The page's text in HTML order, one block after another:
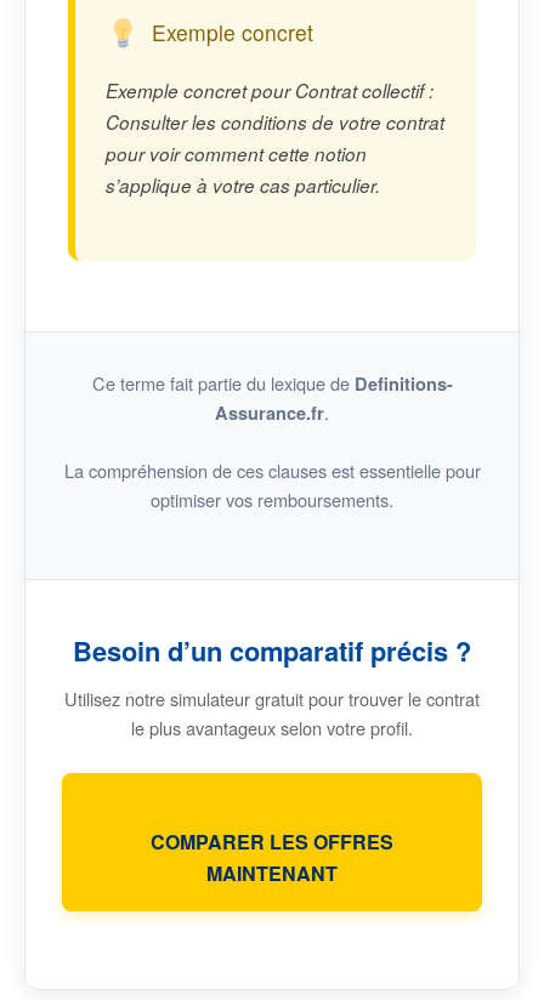
Exemple concret
Exemple concret pour Contrat collectif :
Consulter les conditions de votre contrat
pour voir comment cette notion
s’applique à votre cas particulier.
Ce terme fait partie du lexique de Definitions-
Assurance.fr.
La compréhension de ces clauses est essentielle pour
optimiser vos remboursements.
Besoin d’un comparatif précis ?
Utilisez notre simulateur gratuit pour trouver le contrat
le plus avantageux selon votre profil.
COMPARER LES OFFRES
MAINTENANT